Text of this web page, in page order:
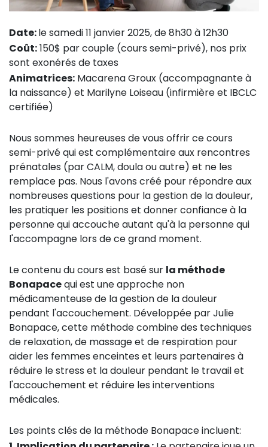
Date:le samedi 11 janvier 2025, de 8h30 à 12h30
Coût:150$ par couple (cours semi-privé), nos prix
sont exonérés de taxes
Animatrices: Macarena Groux (accompagnante à
la naissance) et Marilyne Loiseau (infirmière et IBCLC
certifiée)
Nous sommes heureuses de vous offrir ce cours
semi-privé qui est complémentaire aux rencontres
prénatales (par CALM, doula ou autre) et ne les
remplace pas. Nous l'avons créé pour répondre aux
nombreuses questions pour la gestion de la douleur,
les pratiquer les positions et donner confiance à la
personne qui accouche autant qu'à la personne qui
l'accompagne lors de ce grand moment.
Le contenu du cours est basé sur la méthode
Bonapacequi est une approche non
médicamenteuse de la gestion de la douleur
pendant l'accouchement. Développée par Julie
Bonapace, cette méthode combine des techniques
de relaxation, de massage et de respiration pour
aider les femmes enceintes et leurs partenaires à
réduire le stress et la douleur pendant le travail et
l'accouchement et réduire les interventions
médicales.
Les points clés de la méthode Bonapace incluent: